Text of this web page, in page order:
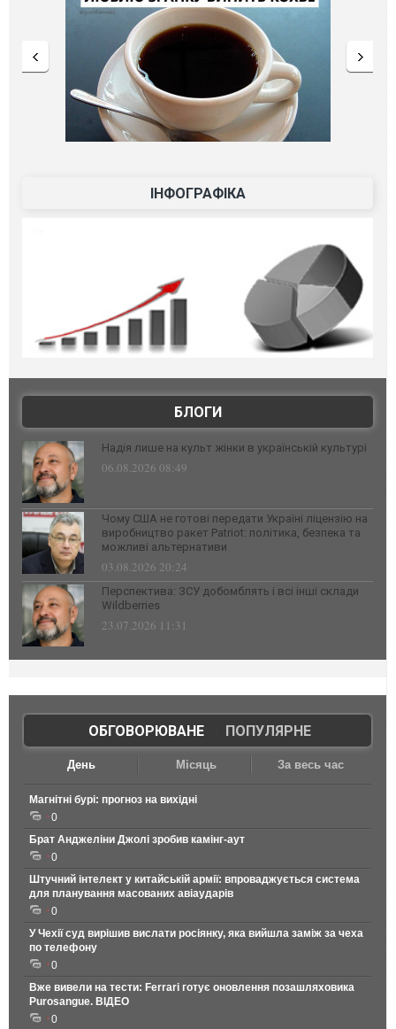
ІНФОГРАФІКА
БЛОГИ
Надія лише на культ жінки в українській культурі
06.08.2026 08:49
Чому США не готові передати Україні ліцензію на
виробництво ракет Patriot: політика, безпека та
можливі альтернативи
03.08.2026 20:24
Перспектива: ЗСУ добомблять і всі інші склади
Wildberries
23.07.2026 11:31
ОБГОВОРЮВАНЕ| ПОПУЛЯРНЕ
День Місяць За весь час
Магнітні бурі: прогноз на вихідні
0
Брат Анджеліни Джолі зробив камінг-аут
0
Штучний інтелект у китайській армії: впроваджується система
для планування масованих авіаударів
0
У Чехії суд вирішив вислати росіянку, яка вийшла заміж за чеха
по телефону
0
Вже вивели на тести: Ferrari готує оновлення позашляховика
Purosangue. ВІДЕО
0